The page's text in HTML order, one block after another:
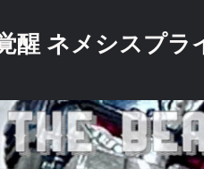
醒 ネメシスプラ